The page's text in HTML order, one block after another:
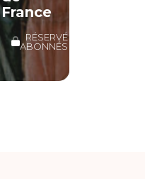
France
RÉSERVÉ
ABONNÉS